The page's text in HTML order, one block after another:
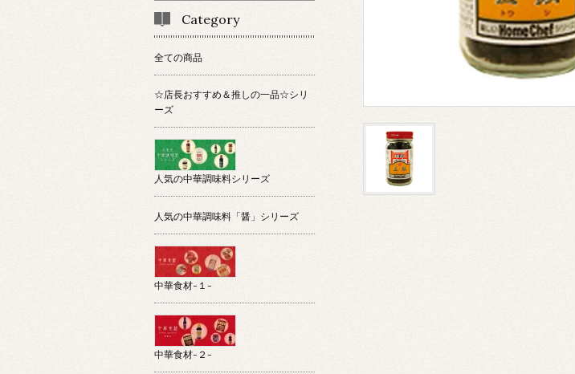
Category
全ての商品
☆店長おすすめ＆推しの一品☆シリ
ーズ
人気の中華調味料シリーズ
人気の中華調味料「醤」シリーズ
中華食材-１-
中華食材-２-